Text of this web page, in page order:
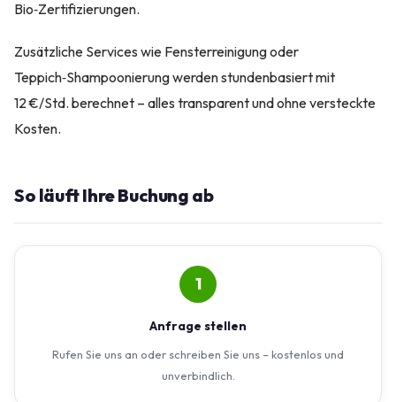
Bio‑Zertifizierungen.
Zusätzliche Services wie Fensterreinigung oder
Teppich‑Shampoonierung werden stundenbasiert mit
12 €/Std. berechnet – alles transparent und ohne versteckte
Kosten.
So läuft Ihre Buchung ab
1
Anfrage stellen
Rufen Sie uns an oder schreiben Sie uns – kostenlos und
unverbindlich.